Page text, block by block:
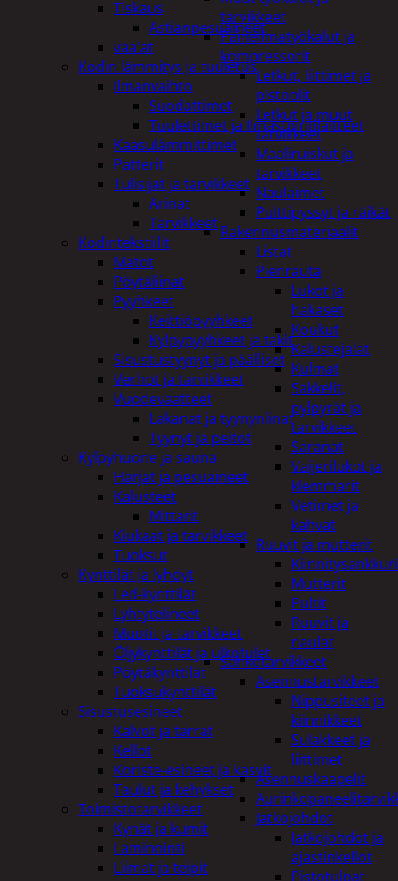
tarvikkeet
Paineilmatyökalut ja
kompressorit
Letkut, liittimet ja
pistoolit
Letkut ja muut
tarvikkeet
Maaliruiskut ja
tarvikkeet
Naulaimet
Pulttipyssyt ja räikät
Rakennusmateriaalit
Listat
Pienrauta
Lukot ja
hakaset
Koukut
Kalustejalat
Kulmat
Sakkelit,
pylpyrät ja
tarvikkeet
Saranat
Vaijerilukot ja
klemmarit
Vetimet ja
kahvat
Ruuvit ja mutterit
Mutterit
Pultit
Ruuvit ja
naulat
Sähkötarvikkeet
Asennustarvikkeet
Nippusiteet ja
kiinnikkeet
Sulakkeet ja
liittimet
Asennuskaapelit
Jatkojohdot
Jatkojohdot ja
ajastinkellot
Pistotulpat
Tiskaus
Astianpesuaineet
vaa'at
Kodin lämmitys ja tuuletus
Ilmanvaihto
Suodattimet
Tuulettimet ja Ilmastointilaitteet
Kaasulämmittimet
Patterit
Tulisijat ja tarvikkeet
Arinat
Tarvikkeet
Kodintekstiilit
Matot
Pöytäliinat
Pyyhkeet
Keittiöpyyhkeet
Kylpypyyhkeet ja takit
Sisustustyynyt ja päälliset
Verhot ja tarvikkeet
Vuodevaatteet
Lakanat ja tyynynlinat
Tyynyt ja peitot
Kylpyhuone ja sauna
Harjat ja pesuaineet
Kalusteet
Mittarit
Kiukaat ja tarvikkeet
Tuoksut
Kynttilät ja lyhdyt
Led-kynttilät
Lyhtytelineet
Muotit ja tarvikkeet
Öljykynttilät ja ulkotulet
Pöytäkynttilät
Tuoksukynttilät
Sisustusesineet
Kalvot ja tarrat
Kellot
Koriste-esineet ja kasvit
Taulut ja kehykset
Toimistotarvikkeet
Kynät ja kumit
Laminointi
Liimat ja teipit